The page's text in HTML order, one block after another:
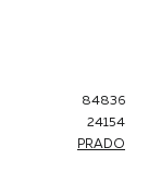
84836
24154
PRADO